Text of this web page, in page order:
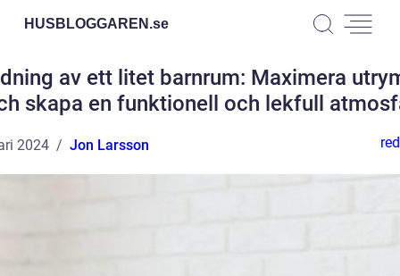
HUSBLOGGAREN.se
av ett litet barnrum: Maximera
skapa en funktionell och lekfull
2024 Jon Larsson